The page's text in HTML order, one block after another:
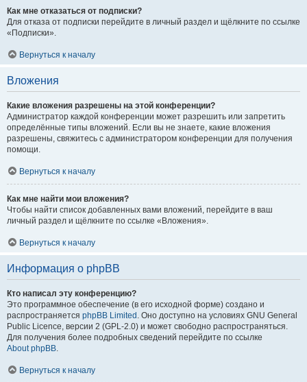
Как мне отказаться от подписки?
Для отказа от подписки перейдите в личный раздел и щёлкните по ссылке
«Подписки».
Вернуться к началу
Вложения
Какие вложения разрешены на этой конференции?
Администратор каждой конференции может разрешить или запретить
определённые типы вложений. Если вы не знаете, какие вложения
разрешены, свяжитесь с администратором конференции для получения
помощи.
Вернуться к началу
Как мне найти мои вложения?
Чтобы найти список добавленных вами вложений, перейдите в ваш
личный раздел и щёлкните по ссылке «Вложения».
Вернуться к началу
Информация о phpBB
Кто написал эту конференцию?
Это программное обеспечение (в его исходной форме) создано и
распространяется phpBB Limited . Оно доступно на условиях GNU General
Public Licence, версии 2 (GPL-2.0) и может свободно распространяться.
Для получения более подробных сведений перейдите по ссылке
About phpBB
Вернуться к началу